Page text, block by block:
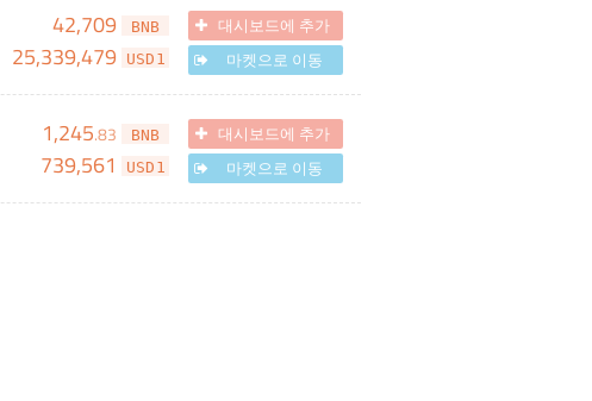
42,709 BNB
25,339,479 USD1
대시보드에 추가
마켓으로 이동
1,245.83 BNB
739,561 USD1
대시보드에 추가
마켓으로 이동